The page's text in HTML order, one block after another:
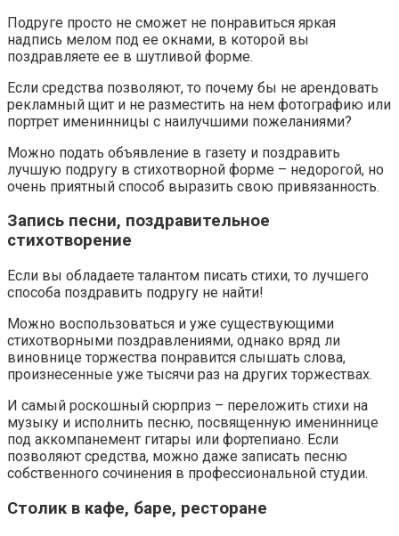
Подруге просто не сможет не понравиться яркая
надпись мелом под ее окнами, в которой вы
поздравляете ее в шутливой форме.
Если средства позволяют, то почему бы не арендовать
рекламный щит и не разместить на нем фотографию или
портрет именинницы с наилучшими пожеланиями?
Можно подать объявление в газету и поздравить
лучшую подругу в стихотворной форме – недорогой, но
очень приятный способ выразить свою привязанность.
Запись песни, поздравительное
стихотворение
Если вы обладаете талантом писать стихи, то лучшего
способа поздравить подругу не найти!
Можно воспользоваться и уже существующими
стихотворными поздравлениями, однако вряд ли
виновнице торжества понравится слышать слова,
произнесенные уже тысячи раз на других торжествах.
И самый роскошный сюрприз – переложить стихи на
музыку и исполнить песню, посвященную имениннице
под аккомпанемент гитары или фортепиано. Если
позволяют средства, можно даже записать песню
собственного сочинения в профессиональной студии.
Столик в кафе, баре, ресторане